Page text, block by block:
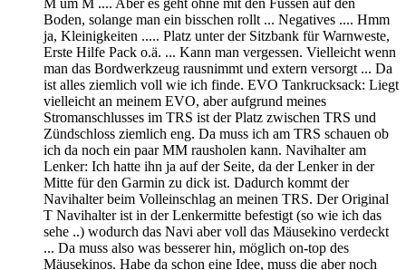
M um M .... Aber es geht ohne mit den Füssen auf den
Boden, solange man ein bisschen rollt ... Negatives .... Hmm
ja, Kleinigkeiten ..... Platz unter der Sitzbank für Warnweste,
Erste Hilfe Pack o.ä. ... Kann man vergessen. Vielleicht wenn
man das Bordwerkzeug rausnimmt und extern versorgt ... Da
ist alles ziemlich voll wie ich finde. EVO Tankrucksack: Liegt
vielleicht an meinem EVO, aber aufgrund meines
Stromanschlusses im TRS ist der Platz zwischen TRS und
Zündschloss ziemlich eng. Da muss ich am TRS schauen ob
ich da noch ein paar MM rausholen kann. Navihalter am
Lenker: Ich hatte ihn ja auf der Seite, da der Lenker in der
Mitte für den Garmin zu dick ist. Dadurch kommt der
Navihalter beim Volleinschlag an meinen TRS. Der Original
T Navihalter ist in der Lenkermitte befestigt (so wie ich das
sehe ..) wodurch das Navi aber voll das Mäusekino verdeckt
... Da muss also was besserer hin, möglich on-top des
Mäusekinos. Habe da schon eine Idee, muss die aber noch